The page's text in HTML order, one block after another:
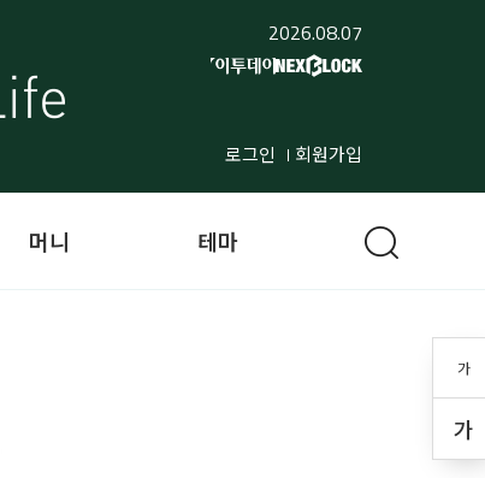
2026.08.07
로그인 회원가입
가
가
머니 테마